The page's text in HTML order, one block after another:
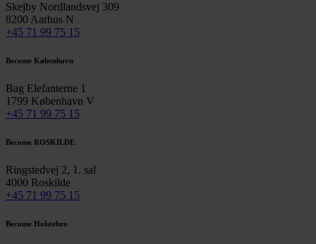
Skejby Nordlandsvej 309
8200 Aarhus N
+45 71 99 75 15
Become København
Bag Elefanterne 1
1799 København V
+45 71 99 75 15
Become ROSKILDE
Ringstedvej 2, 1. sal
4000 Roskilde
+45 71 99 75 15
Become Holstebro